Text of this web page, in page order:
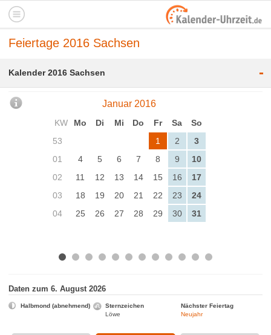
Feiertage 2016 Sachsen
Kalender 2016 Sachsen -
Januar 2016
KW Mo Di Mi Do Fr Sa
So
53
1 2
3
01
4 5 6 7 8 9
10
02
11 12 13 14 15 16
17
03
18 19 20 21 22 23
24
04
25 26 27 28 29 30 31
Daten zum 6. August 2026
Halbmond (abnehmend)
Sternzeichen
Löwe
Nächster Feiertag
Neujahr